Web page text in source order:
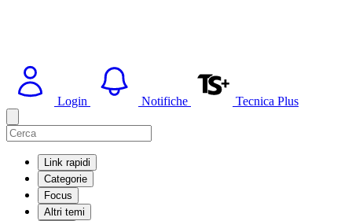
Login Notifiche Tecnica Plus
Link rapidi
Categorie
Focus
Altri temi